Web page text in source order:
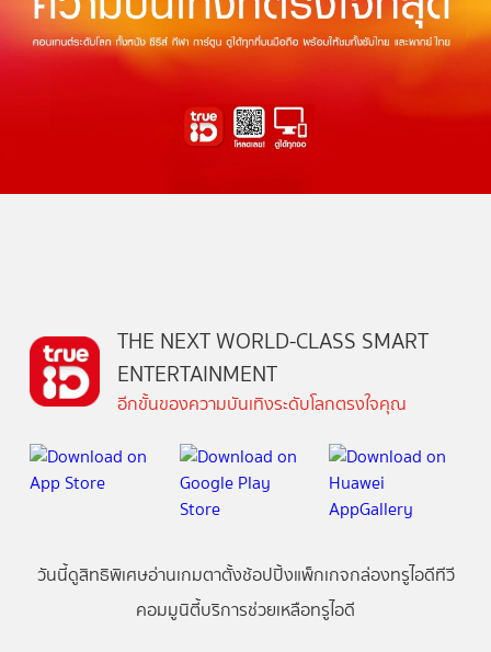
THE NEXT WORLD-CLASS SMART
ENTERTAINMENT
อีกขั้นของความบันเทิงระดับโลกตรงใจคุณ
วันนี้ดูสิทธิพิเศษอ่านเกมตาตั้งช้อปปิ้งแพ็กเกจกล่องทรูไอดีทีวี
คอมมูนิตี้บริการช่วยเหลือทรูไอดี